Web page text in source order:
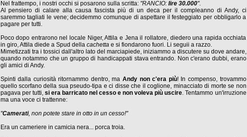
Nel frattempo, i nostri occhi si posarono sulla scritta: "RANCIO: lire 30.000".
Al pensiero di calare alla causa fascista più di un deca per il compleanno di Andy, ci
saremmo tagliati le vene; decidemmo comunque di aspettare il festeggiato per obbligarlo a
pagare per tutti.
Poco dopo entrarono nel locale Niger, Attila e Jena il rollatore, diedero una rapida occhiata
in giro, Attila diede a Spud della cachettae si fiondarono fuori. Li seguii a razzo.
Mimetizzati tra i tossici dall'altro lato del marciapiede, iniziammo a discutere su dove andare,
quando notammo che un gruppo di handicappati stava entrando. Non c'erano dubbi, erano
gli amici di Andy.
Spinti dalla curiosità ritornammo dentro, ma Andy non c'era più! In compenso, trovammo
quello scorfano della sua pseudo-tipa e ci disse che il coglione, minacciato di morte se non
pagava per tutti, si era barricato nel cesso e non voleva più uscire. Tentammo un'irruzione
ma una voce ci trattenne:
"Camerati, non potete stare in otto in un cesso!"
Era un cameriere in camicia nera... porca troia.